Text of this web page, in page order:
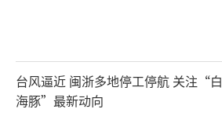
台风逼近 闽浙多地停工停航 关注“白
海豚”最新动向